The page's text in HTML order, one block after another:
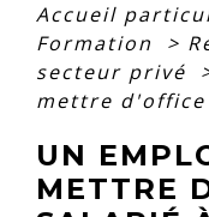
Accueil
Formation
>
secteur privé
mettre
UN
METTRE